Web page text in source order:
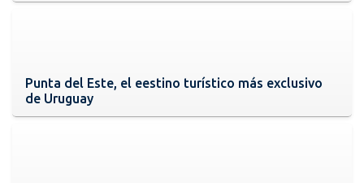
Punta del Este, el eestino turístico más exclusivo
de Uruguay